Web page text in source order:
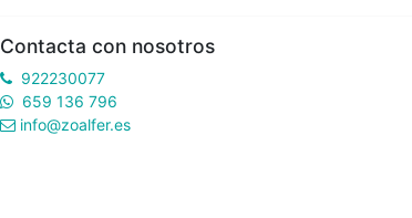
Contacta con nosotros
922230077
659 136 796
info@zoalfer.es